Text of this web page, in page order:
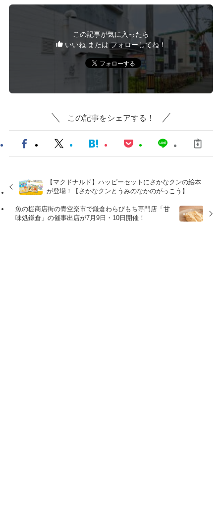
この記事が気に入ったら
いいね または フォローしてね！
この記事をシェアする！
【マクドナルド】ハッピーセットにさかなクンの絵本
が登場！【さかなクンとうみのなかのがっこう】
魚の棚商店街の青空楽市で鎌倉わらびもち専門店「甘
味処鎌倉」の催事出店が7月9日・10日開催！